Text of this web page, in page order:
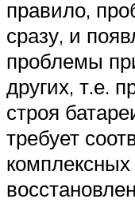
правило,
сразу, и
проблемы
других, т.е.
строя
требует